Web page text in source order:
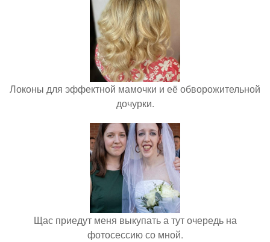
Локоны для эффектной мамочки и её обворожительной
дочурки.
Щас приедут меня выкупать а тут очередь на
фотосессию со мной.